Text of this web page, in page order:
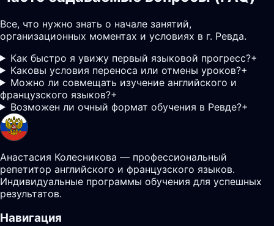
Все, что нужно знать о начале занятий,
организационных моментах и условиях в г. Ревда.
Как быстро я увижу первый языковой прогресс?+
Каковы условия переноса или отмены уроков?+
Можно ли совмещать изучение английского и
французского языков?+
Возможен ли очный формат обучения в Ревде?+
Анастасия Колесникова — профессиональный
репетитор английского и французского языков.
Индивидуальные программы обучения для успешных
результатов.
Навигация